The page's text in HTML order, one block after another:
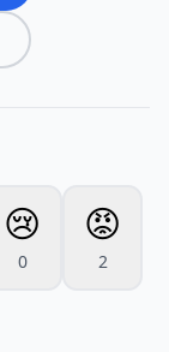
😢
0
😡
2